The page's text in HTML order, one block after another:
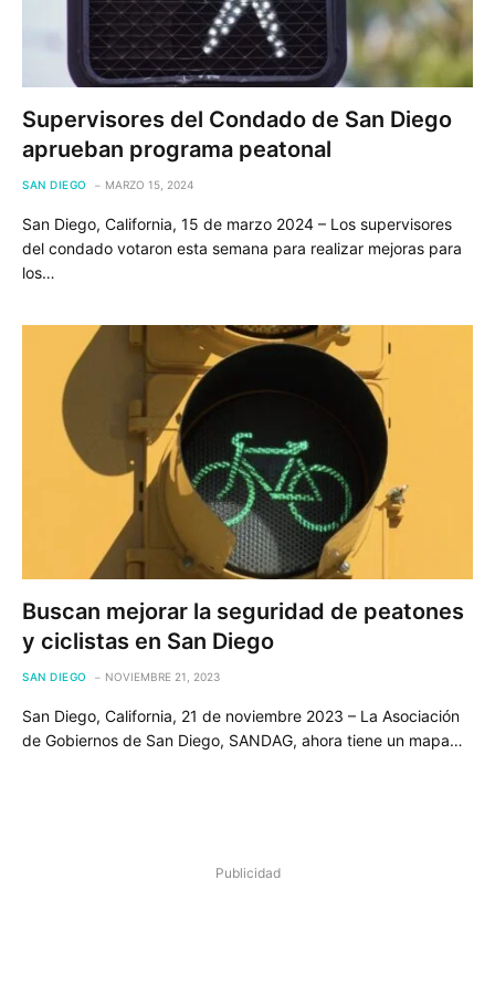
Supervisores del Condado de San Diego
aprueban programa peatonal
SAN DIEGO MARZO 15, 2024
San Diego, California, 15 de marzo 2024 – Los supervisores
del condado votaron esta semana para realizar mejoras para
los…
Buscan mejorar la seguridad de peatones
y ciclistas en San Diego
SAN DIEGO NOVIEMBRE 21, 2023
San Diego, California, 21 de noviembre 2023 – La Asociación
de Gobiernos de San Diego, SANDAG, ahora tiene un mapa…
Publicidad